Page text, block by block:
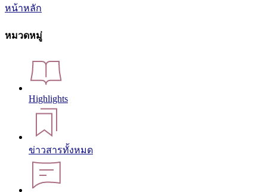
หน้าหลัก
หมวดหมู่
Highlights
ข่าวสารทั้งหมด